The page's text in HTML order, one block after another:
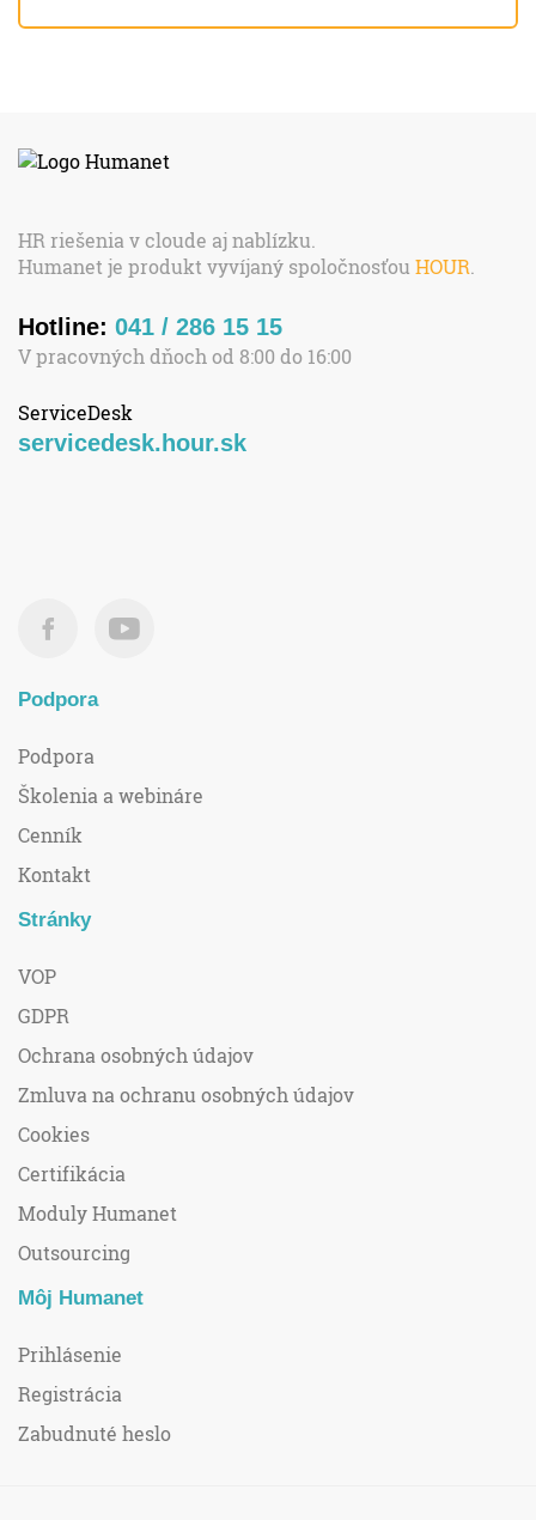
HR riešenia v cloude aj nablízku.
Humanet je produkt vyvíjaný spoločnosťou HOUR.
Hotline: 041 / 286 15 15
V pracovných dňoch od 8:00 do 16:00
ServiceDesk
servicedesk.hour.sk
Podpora
Podpora
Školenia a webináre
Cenník
Kontakt
Stránky
VOP
GDPR
Ochrana osobných údajov
Zmluva na ochranu osobných údajov
Cookies
Certifikácia
Moduly Humanet
Outsourcing
Môj Humanet
Prihlásenie
Registrácia
Zabudnuté heslo